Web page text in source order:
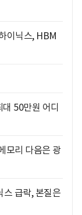
이닉스, HBM
50만원 어디
모리 다음은 광
스 급락, 본질은